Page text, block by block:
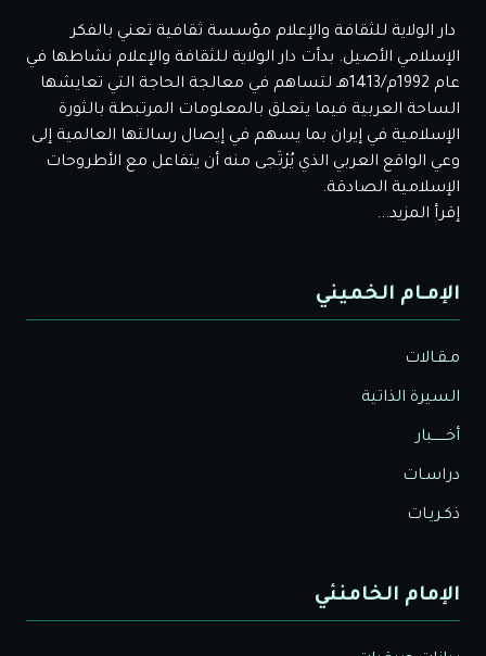
دار الولاية للثقافة والإعلام مؤسسة ثقافية تعني بالفكر
الإسلامي الأصيل. بدأت دار الولاية للثقافة والإعلام نشاطها في
عام 1992م/1413هـ لتساهم في معالجة الحاجة التي تعايشها
الساحة العربية فيما يتعلق بالمعلومات المرتبطة بالثورة
الإسلامية في إيران بما يسهم في إيصال رسالتها العالمية إلى
وعي الواقع العربي الذي يُرْتَجى منه أن يتفاعل مع الأطروحات
الإسلامية الصادقة.
إقرأ المزيد...
الإمـام الخميني
مـقـالات
السيرة الذاتية
أخــــــبار
دراسـات
ذكـريـات
الإمام الخامنئي